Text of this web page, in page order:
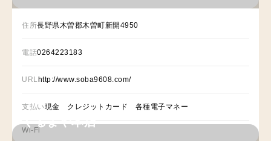
住所長野県木曽郡木曽町新開4950
電話0264223183
URLhttp://www.soba9608.com/
支払い現金 クレジットカード 各種電子マネー
Wi-Fi
くるまや本店